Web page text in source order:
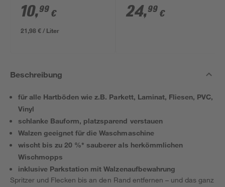
10,99 €
21,98 € / Liter
Stück
24,99 €
Beschreibung
für alle Hartböden wie z.B. Parkett, Laminat, Fliesen, PVC,
Vinyl
schlanke Bauform, platzsparend verstauen
Walzen geeignet für die Waschmaschine
wischt bis zu 20 %* sauberer als herkömmlichen
Wischmopps
inklusive Parkstation mit Walzenaufbewahrung
Spritzer und Flecken bis an den Rand entfernen – und das ganz